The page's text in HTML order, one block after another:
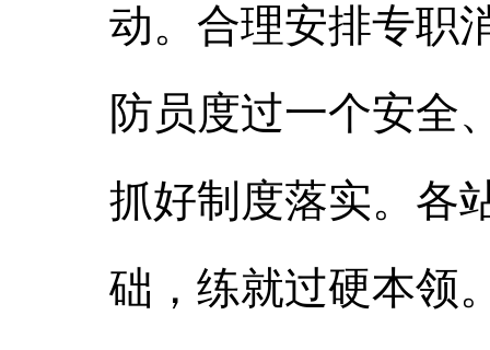
动。合理安排专职
防员度过一个安全
抓好制度落实。各
础，练就过硬本领